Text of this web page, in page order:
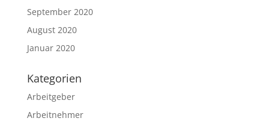
September 2020
August 2020
Januar 2020
Kategorien
Arbeitgeber
Arbeitnehmer